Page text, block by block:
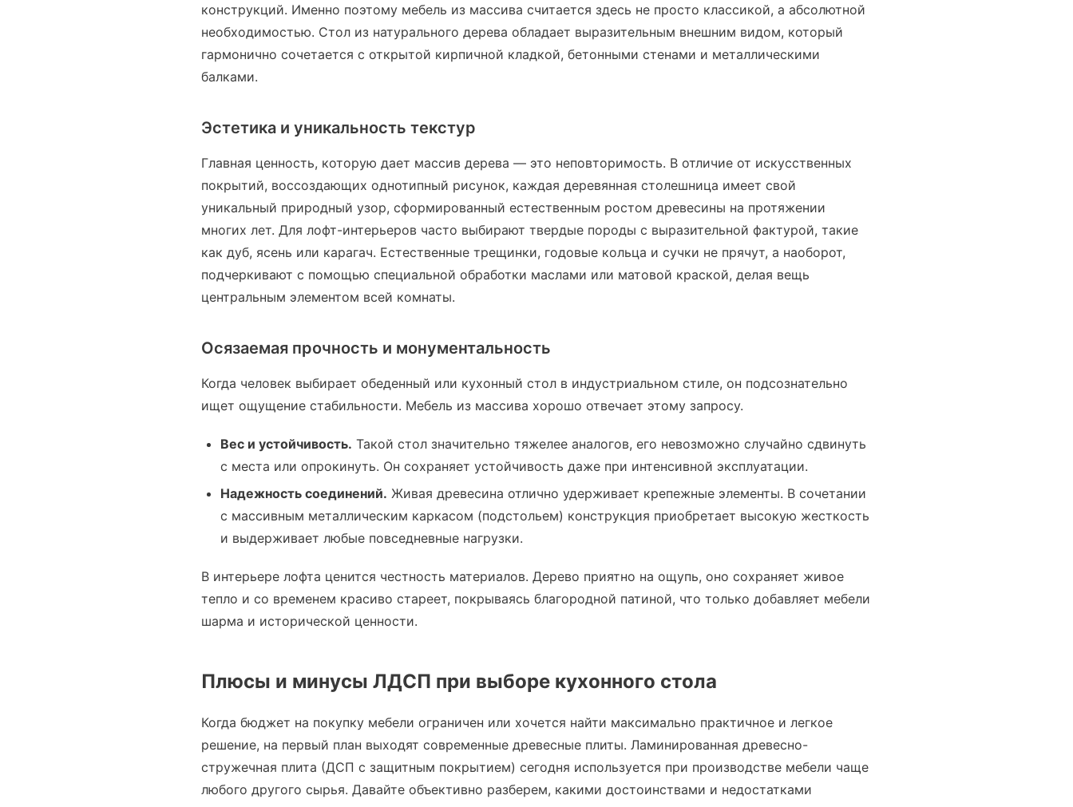
конструкций. Именно поэтому мебель из массива считается здесь не просто классикой, а абсолютной
необходимостью. Стол из натурального дерева обладает выразительным внешним видом, который
гармонично сочетается с открытой кирпичной кладкой, бетонными стенами и металлическими
балками.
Эстетика и уникальность текстур
Главная ценность, которую дает массив дерева — это неповторимость. В отличие от искусственных
покрытий, воссоздающих однотипный рисунок, каждая деревянная столешница имеет свой
уникальный природный узор, сформированный естественным ростом древесины на протяжении
многих лет. Для лофт-интерьеров часто выбирают твердые породы с выразительной фактурой, такие
как дуб, ясень или карагач. Естественные трещинки, годовые кольца и сучки не прячут, а наоборот,
подчеркивают с помощью специальной обработки маслами или матовой краской, делая вещь
центральным элементом всей комнаты.
Осязаемая прочность и монументальность
Когда человек выбирает обеденный или кухонный стол в индустриальном стиле, он подсознательно
ищет ощущение стабильности. Мебель из массива хорошо отвечает этому запросу.
Вес и устойчивость. Такой стол значительно тяжелее аналогов, его невозможно случайно сдвинуть
с места или опрокинуть. Он сохраняет устойчивость даже при интенсивной эксплуатации.
Надежность соединений. Живая древесина отлично удерживает крепежные элементы. В сочетании
с массивным металлическим каркасом (подстольем) конструкция приобретает высокую жесткость
и выдерживает любые повседневные нагрузки.
В интерьере лофта ценится честность материалов. Дерево приятно на ощупь, оно сохраняет живое
тепло и со временем красиво стареет, покрываясь благородной патиной, что только добавляет мебели
шарма и исторической ценности.
Плюсы и минусы ЛДСП при выборе кухонного стола
Когда бюджет на покупку мебели ограничен или хочется найти максимально практичное и легкое
решение, на первый план выходят современные древесные плиты. Ламинированная древесно-
стружечная плита (ДСП с защитным покрытием) сегодня используется при производстве мебели чаще
любого другого сырья. Давайте объективно разберем, какими достоинствами и недостатками